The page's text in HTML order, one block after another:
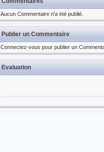
Aucun Commentaire n'a été publié.
Publier un Commentaire
Connectez-vous pour publier un
Evaluation